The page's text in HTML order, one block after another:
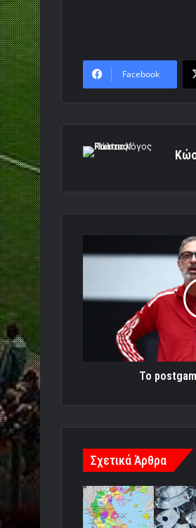
Facebook
postgame
Ρεντη
To
Σχετικά Άρθρα